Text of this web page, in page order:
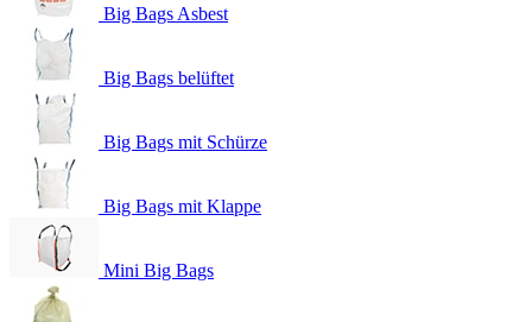
Big Bags Asbest
Big Bags belüftet
Big Bags mit Schürze
Big Bags mit Klappe
Mini Big Bags